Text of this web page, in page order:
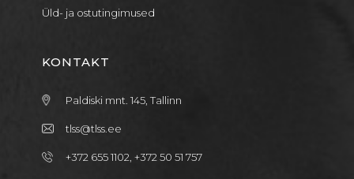
Üld- ja ostutingimused
KONTAKT
Paldiski mnt. 145, Tallinn
tlss@tlss.ee
+372 655 1102, +372 50 51 757